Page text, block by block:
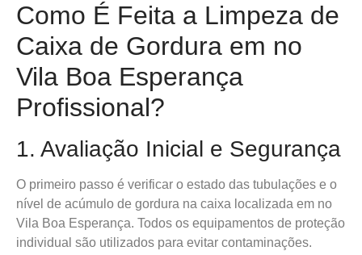
Como É Feita a Limpeza de
Caixa de Gordura em no
Vila Boa Esperança
Profissional?
1. Avaliação Inicial e Segurança
O primeiro passo é verificar o estado das tubulações e o
nível de acúmulo de gordura na caixa localizada em no
Vila Boa Esperança. Todos os equipamentos de proteção
individual são utilizados para evitar contaminações.